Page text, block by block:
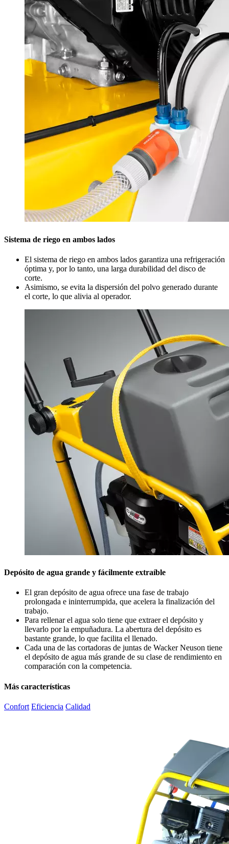
Sistema de riego en ambos lados
El sistema de riego en ambos lados garantiza una refrigeración
óptima y, por lo tanto, una larga durabilidad del disco de
corte.
Asimismo, se evita la dispersión del polvo generado durante
el corte, lo que alivia al operador.
Depósito de agua grande y fácilmente extraíble
El gran depósito de agua ofrece una fase de trabajo
prolongada e ininterrumpida, que acelera la finalización del
trabajo.
Para rellenar el agua solo tiene que extraer el depósito y
llevarlo por la empuñadura. La abertura del depósito es
bastante grande, lo que facilita el llenado.
Cada una de las cortadoras de juntas de Wacker Neuson tiene
el depósito de agua más grande de su clase de rendimiento en
comparación con la competencia.
Más características
Confort Eficiencia Calidad